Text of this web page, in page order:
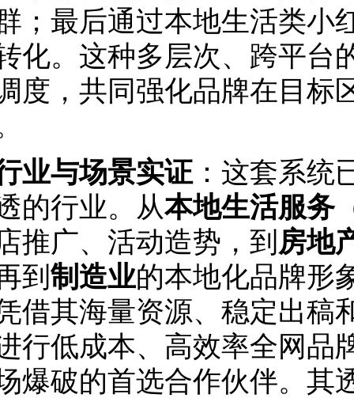
；最后通过本地生活类小
化。这种多层次、跨平台
度，共同强化品牌在目标
业与场景实证：这套系统
的行业。从本地生活服务
推广、活动造势，到 房地
到制造业的本地化品牌形
借其海量资源、稳定出稿
行低成本、高效率全网品
爆破的首选合作伙伴。其